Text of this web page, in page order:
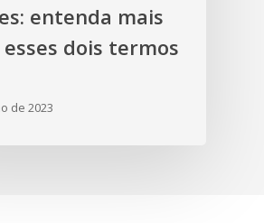
entenda mais
dois termos
de 2023